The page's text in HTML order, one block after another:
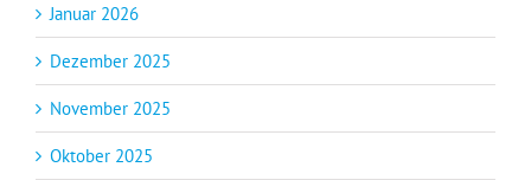
Januar 2026
Dezember 2025
November 2025
Oktober 2025